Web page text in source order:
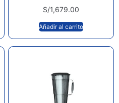
S/1,679.00
Añadir al carrito